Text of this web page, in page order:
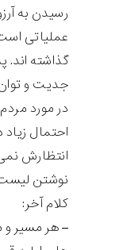
رسيدن به
عملياتی
گذاشته اند.
جديت و
در مورد
احتمال
انتظارش
نوشتن لیست
کلام آخر:
– هر مسير و